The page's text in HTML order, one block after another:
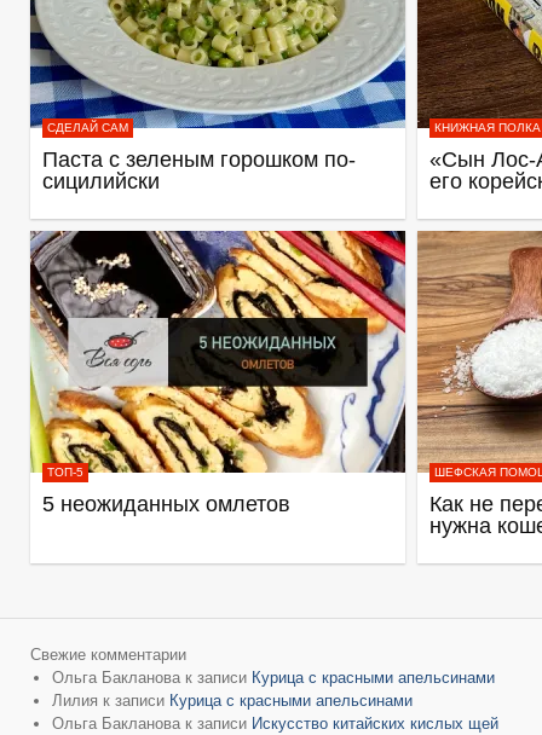
СДЕЛАЙ САМ
Паста с зеленым горошком по-
сицилийски
КНИЖНАЯ ПОЛКА
«Сын Лос-
его
ТОП-5
5 неожиданных омлетов
ШЕФСКАЯ
Как не
нужна
Свежие комментарии
Ольга Бакланова к записи Курица с красными апельсинами
Лилия к записи Курица с красными апельсинами
Ольга Бакланова к записи Искусство китайских кислых щей